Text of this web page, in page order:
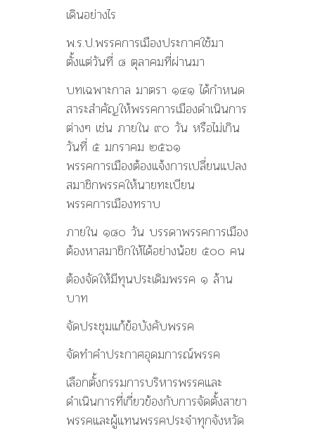
เดินอย่างไร
พ.ร.ป.พรรคการเมืองประกาศใช้มา
ตั้งแต่วันที่ ๘ ตุลาคมที่ผ่านมา
บทเฉพาะกาล มาตรา ๑๔๑ ได้กำหนด
สาระสำคัญให้พรรคการเมืองดำเนินการ
ต่างๆ เช่น ภายใน ๙๐ วัน หรือไม่เกิน
วันที่ ๕ มกราคม ๒๕๖๑
พรรคการเมืองต้องแจ้งการเปลี่ยนแปลง
สมาชิกพรรคให้นายทะเบียน
พรรคการเมืองทราบ
ภายใน ๑๘๐ วัน บรรดาพรรคการเมือง
ต้องหาสมาชิกให้ได้อย่างน้อย ๕๐๐ คน
ต้องจัดให้มีทุนประเดิมพรรค ๑ ล้าน
บาท
จัดประชุมแก้ข้อบังคับพรรค
จัดทำคำประกาศอุดมการณ์พรรค
เลือกตั้งกรรมการบริหารพรรคและ
ดำเนินการที่เกี่ยวข้องกับการจัดตั้งสาขา
พรรคและผู้แทนพรรคประจำทุกจังหวัด